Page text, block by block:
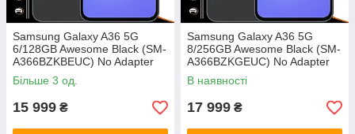
Samsung Galaxy A36 5G
6/128GB Awesome Black (SM-
A366BZKBEUC) No Adapter
UA UCRF
Більше 3 од.
15 999 ₴
Samsung Galaxy A36 5G
8/256GB Awesome Black (SM-
A366BZKGEUC) No Adapter
UA UCRF
В наявності
17 999 ₴